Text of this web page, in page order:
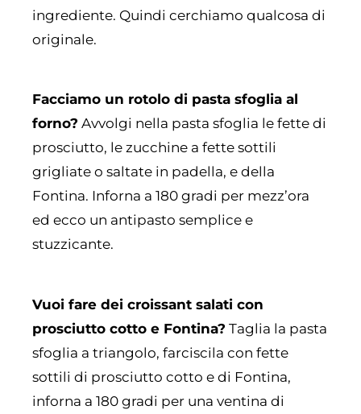
ingrediente. Quindi cerchiamo qualcosa di
originale.
Facciamo un rotolo di pasta sfoglia al
forno? Avvolgi nella pasta sfoglia le fette di
prosciutto, le zucchine a fette sottili
grigliate o saltate in padella, e della
Fontina. Inforna a 180 gradi per mezz’ora
ed ecco un antipasto semplice e
stuzzicante.
Vuoi fare dei croissant salati con
prosciutto cotto e Fontina? Taglia la pasta
sfoglia a triangolo, farciscila con fette
sottili di prosciutto cotto e di Fontina,
inforna a 180 gradi per una ventina di